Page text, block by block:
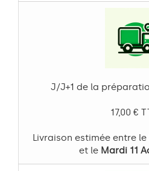
J/J+1 de la
17,00 €
Livraison estimée entre le
et le Mardi 11